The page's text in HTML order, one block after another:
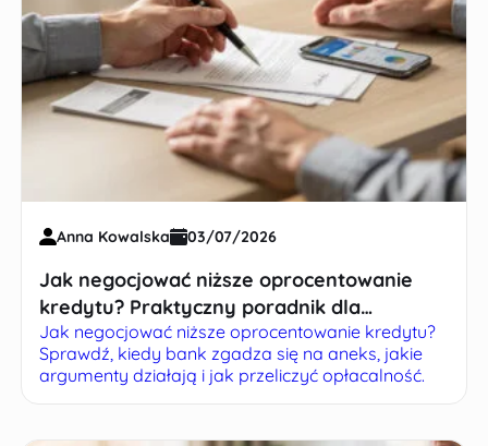
Anna Kowalska 03/07/2026
Jak negocjować niższe oprocentowanie
kredytu? Praktyczny poradnik dla
kredytobiorców
Jak negocjować niższe oprocentowanie kredytu?
Sprawdź, kiedy bank zgadza się na aneks, jakie
argumenty działają i jak przeliczyć opłacalność.